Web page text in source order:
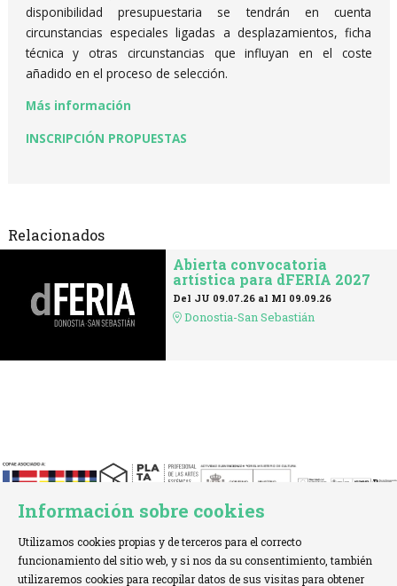
disponibilidad presupuestaria se tendrán en cuenta
circunstancias especiales ligadas a desplazamientos, ficha
técnica y otras circunstancias que influyan en el coste
añadido en el proceso de selección.
Más información
INSCRIPCIÓN PROPUESTAS
Relacionados
Abierta convocatoria
artística para dFERIA 2027
Del JU 09.07.26al MI 09.09.26
Donostia-San Sebastián
Información sobre cookies
Utilizamos cookies propias y de terceros para el correcto
funcionamiento del sitio web, y si nos da su consentimiento, también
utilizaremos cookies para recopilar datos de sus visitas para obtener